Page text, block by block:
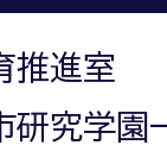
推進室
究学園